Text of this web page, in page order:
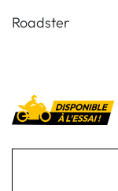
Roadster